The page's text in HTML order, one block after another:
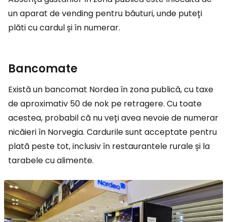
un aparat de vending pentru băuturi, unde puteți
plăti cu cardul și în numerar.
Bancomate
Există un bancomat Nordea în zona publică, cu taxe
de aproximativ 50 de nok pe retragere. Cu toate
acestea, probabil că nu veți avea nevoie de numerar
nicăieri în Norvegia. Cardurile sunt acceptate pentru
plată peste tot, inclusiv în restaurantele rurale și la
tarabele cu alimente.